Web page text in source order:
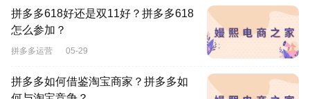
拼多多618好还是双11好？拼多多618
怎么参加？
拼多多运营 05-29
拼多多如何借鉴淘宝商家？拼多多如